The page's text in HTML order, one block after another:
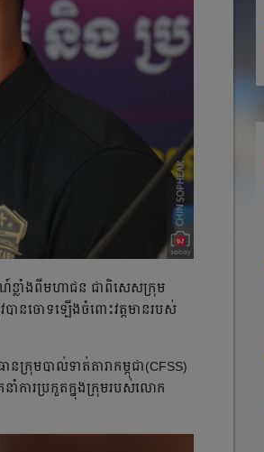
ណ៍​ខ្លាំង​ពី​មហាជន ជា​ពិសេស​ក្រុម​
បាន​ចោទឡើងចំពោះ​វត្ដមានរបស់
រុម​បាល់ទាត់​តារាកម្ពុជា(CFSS)
ការប្រកួត​ក្នុង​ក្រុម​របស់​លោក​